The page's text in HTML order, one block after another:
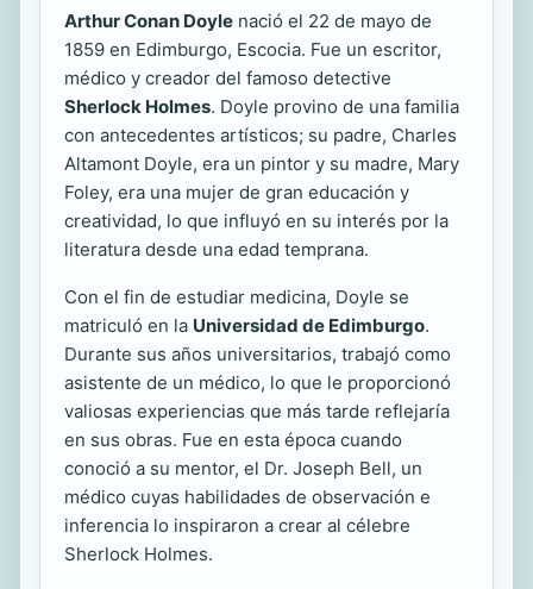
Arthur Conan Doyle nació el 22 de mayo de
1859 en Edimburgo, Escocia. Fue un escritor,
médico y creador del famoso detective
Sherlock Holmes. Doyle provino de una familia
con antecedentes artísticos; su padre, Charles
Altamont Doyle, era un pintor y su madre, Mary
Foley, era una mujer de gran educación y
creatividad, lo que influyó en su interés por la
literatura desde una edad temprana.
Con el fin de estudiar medicina, Doyle se
matriculó en la Universidad de Edimburgo.
Durante sus años universitarios, trabajó como
asistente de un médico, lo que le proporcionó
valiosas experiencias que más tarde reflejaría
en sus obras. Fue en esta época cuando
conoció a su mentor, el Dr. Joseph Bell, un
médico cuyas habilidades de observación e
inferencia lo inspiraron a crear al célebre
Sherlock Holmes.